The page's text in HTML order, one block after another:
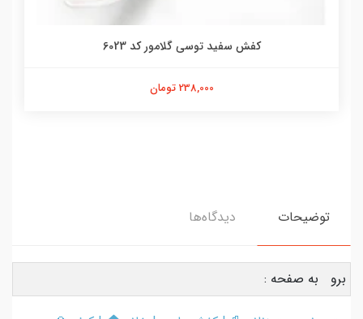
کفش سفید توسی گلامور کد 6023
238,000 تومان
توضیحات دیدگاه‌ها
برو به صفحه :